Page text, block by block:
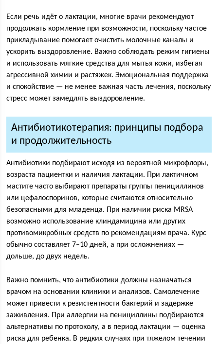
Если речь идёт о лактации, многие врачи рекомендуют
продолжать кормление при возможности, поскольку частое
прикладывание помогает очистить молочные каналы и
ускорить выздоровление. Важно соблюдать режим гигиены
и использовать мягкие средства для мытья кожи, избегая
агрессивной химии и растяжек. Эмоциональная поддержка
и спокойствие — не менее важная часть лечения, поскольку
стресс может замедлять выздоровление.
Антибиотикотерапия: принципы подбора
и продолжительность
Антибиотики подбирают исходя из вероятной микрофлоры,
возраста пациентки и наличия лактации. При лактичном
мастите часто выбирают препараты группы пенициллинов
или цефалоспоринов, которые считаются относительно
безопасными для младенца. При наличии риска MRSA
возможно использование клиндамицина или других
противомикробных средств по рекомендациям врача. Курс
обычно составляет 7–10 дней, а при осложнениях —
дольше, до двух недель.
Важно помнить, что антибиотики должны назначаться
врачом на основании клиники и анализов. Самолечение
может привести к резистентности бактерий и задержке
заживления. При аллергии на пенициллины подбираются
альтернативы по протоколу, а в период лактации — оценка
риска для ребенка. В редких случаях при тяжелом течении